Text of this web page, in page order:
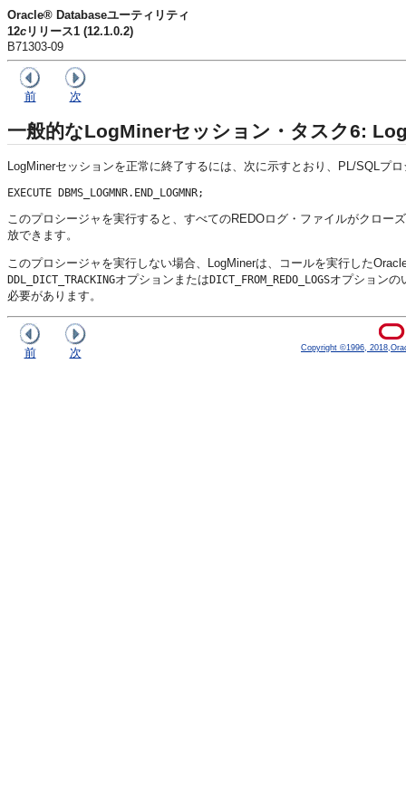
Oracle® Databaseユーティリティ
12c リリース1 (12.1.0.2)
B71303-09
前 次
一般的なLogMinerセッション・タスク6:
LogMinerセッションを正常に終了するには、次に示すとおり、PL/SQLプ
このプロシージャを実行すると、すべてのREDOログ・ファイルがクロ
放できます。
このプロシージャを実行しない場合、LogMinerは、コールを実行した
DDL_DICT_TRACKINGオプションまたはDICT_FROM_REDO_LOGSオプションの
必要があります。
前 次 Copyright ©1996,